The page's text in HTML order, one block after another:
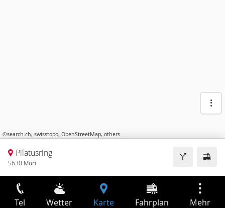
©search.ch, swisstopo, OpenStreetMap, others
Pilatusring
5630 Muri
Tel Wetter Karte Fahrplan Mehr